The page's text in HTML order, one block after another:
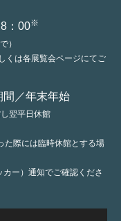
：00※
）
くは各展覧会ページにてご
間／年末年始
翌平日休館
た際には臨時休館とする場
ー）通知でご確認くださ